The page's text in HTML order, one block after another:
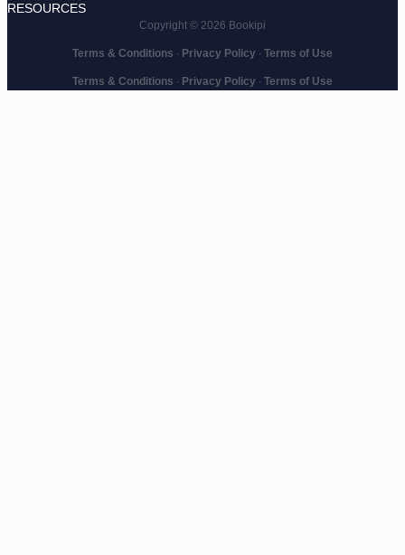
RESOURCES
Copyright © 2026 Bookipi
Terms & Conditions ∙ Privacy Policy ∙ Terms of Use
Terms & Conditions ∙ Privacy Policy ∙ Terms of Use